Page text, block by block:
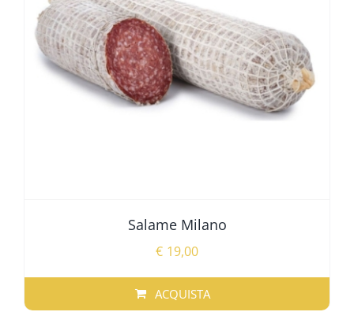
Salame Milano
€ 19,00
ACQUISTA
QUESTO